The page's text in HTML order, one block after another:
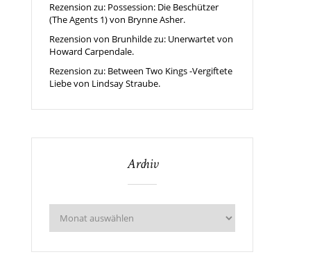
Rezension zu: Possession: Die Beschützer
(The Agents 1) von Brynne Asher.
Rezension von Brunhilde zu: Unerwartet von
Howard Carpendale.
Rezension zu: Between Two Kings -Vergiftete
Liebe von Lindsay Straube.
Archiv